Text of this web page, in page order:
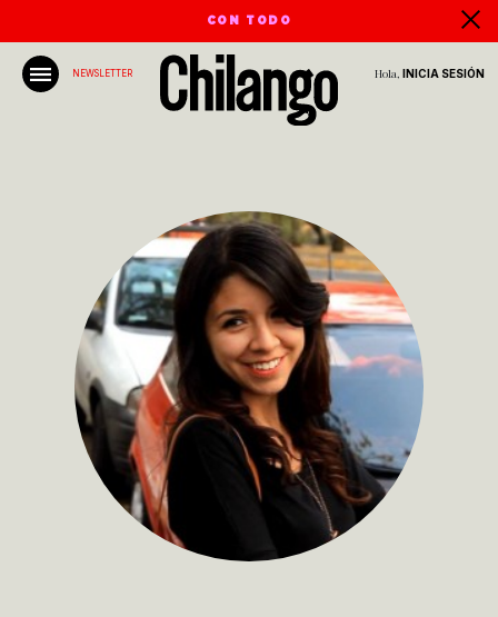
CON TODO
NEWSLETTER Hola, INICIA SESIÓN